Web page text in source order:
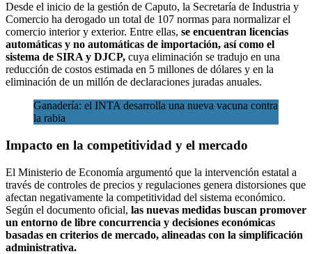
Desde el inicio de la gestión de Caputo, la Secretaría de Industria y
Comercio ha derogado un total de 107 normas para normalizar el
comercio interior y exterior. Entre ellas, se encuentran licencias
automáticas y no automáticas de importación, así como el
sistema de SIRA y DJCP, cuya eliminación se tradujo en una
reducción de costos estimada en 5 millones de dólares y en la
eliminación de un millón de declaraciones juradas anuales.
Ganadería: el INTA desarrolla una nueva vacuna contra
la rabia
Impacto en la competitividad y el mercado
El Ministerio de Economía argumentó que la intervención estatal a
través de controles de precios y regulaciones genera distorsiones que
afectan negativamente la competitividad del sistema económico.
Según el documento oficial, las nuevas medidas buscan promover
un entorno de libre concurrencia y decisiones económicas
basadas en criterios de mercado, alineadas con la simplificación
administrativa.